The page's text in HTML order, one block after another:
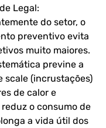
Legal:
do setor, o
preventivo evita
muito maiores.
previne a
scale (incrustações)
de calor e
o consumo de
a vida útil dos